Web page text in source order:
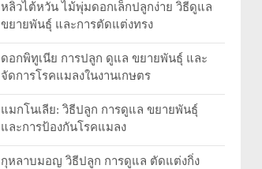
หลิวไต้หวัน ไม้พุ่มดอกเล็กปลูกง่าย วิธีดูแล
ขยายพันธุ์ และการตัดแต่งทรง
ดอกพิทูเนีย การปลูก ดูแล ขยายพันธุ์ และ
จัดการโรคแมลงในงานเกษตร
แมกโนเลีย: วิธีปลูก การดูแล ขยายพันธุ์
และการป้องกันโรคแมลง
กุหลาบมอญ วิธีปลูก การดูแล ตัดแต่งกิ่ง